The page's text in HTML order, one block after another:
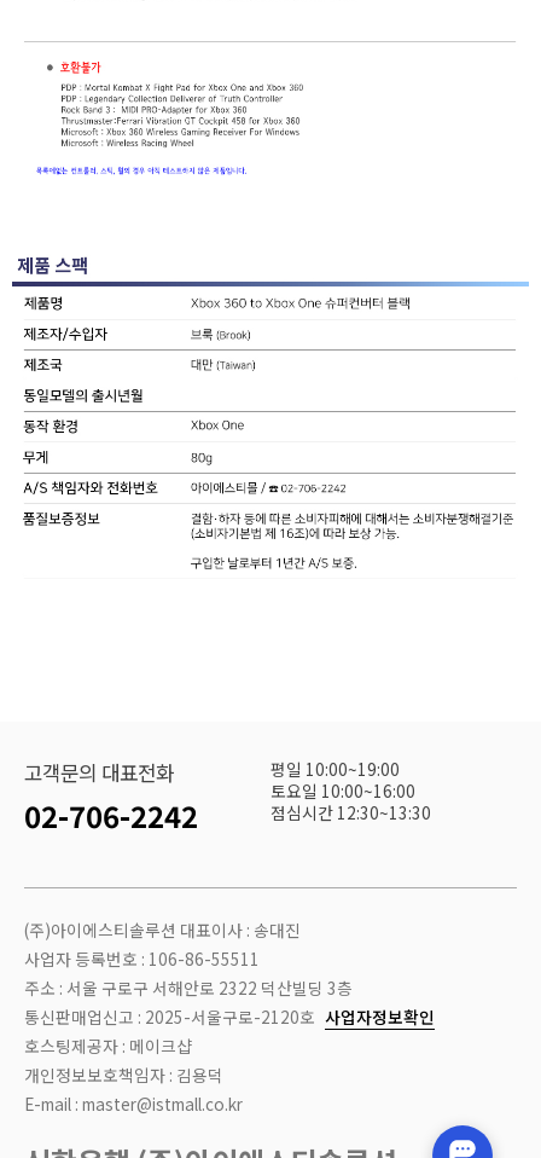
고객문의 대표전화
02-706-2242
평일 10:00~19:00
토요일 10:00~16:00
점심시간 12:30~13:30
(주)아이에스티솔루션 대표이사 : 송대진
사업자 등록번호 : 106-86-55511
주소 : 서울 구로구 서해안로 2322 덕산빌딩 3층
통신판매업신고 : 2025-서울구로-2120호 사업자정보확인
호스팅제공자 : 메이크샵
개인정보보호책임자 : 김용덕
E-mail : master@istmall.co.kr